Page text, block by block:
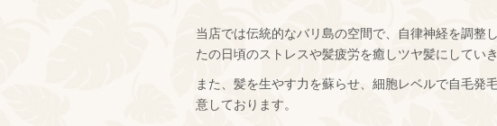
当店では伝統的なバリ島の空間で、自律神経を調整
たの日頃のストレスや髪疲労を癒しツヤ髪にしていき
また、髪を生やす力を蘇らせ、細胞レベルで自毛発
意しております。